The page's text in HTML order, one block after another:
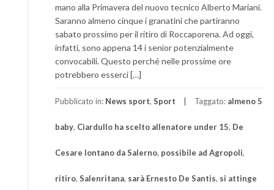
mano alla Primavera del nuovo tecnico Alberto Mariani.
Saranno almeno cinque i granatini che partiranno
sabato prossimo per il ritiro di Roccaporena. Ad oggi,
infatti, sono appena 14 i senior potenzialmente
convocabili. Questo perché nelle prossime ore
potrebbero esserci […]
Pubblicato in: News sport, Sport Taggato: almeno 5
baby, Ciardullo ha scelto allenatore under 15, De
Cesare lontano da Salerno, possibile ad Agropoli,
ritiro, Salenritana, sarà Ernesto De Santis, si attinge